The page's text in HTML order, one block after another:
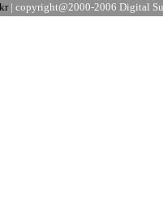
| copyright@2000-2006 Digital